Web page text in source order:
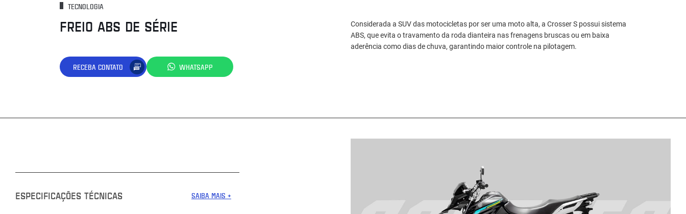
TECNOLOGIA
FREIO ABS DE SÉRIE
RECEBA CONTATO WHATSAPP
Considerada a SUV das motocicletas por ser uma moto alta, a Crosser S possui sistema
ABS, que evita o travamento da roda dianteira nas frenagens bruscas ou em baixa
aderência como dias de chuva, garantindo maior controle na pilotagem.
ESPECIFICAÇÕES TÉCNICAS SAIBA MAIS +